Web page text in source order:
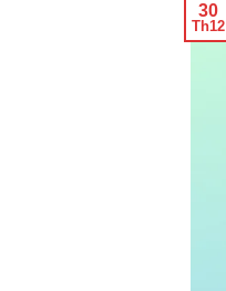
30
Th12